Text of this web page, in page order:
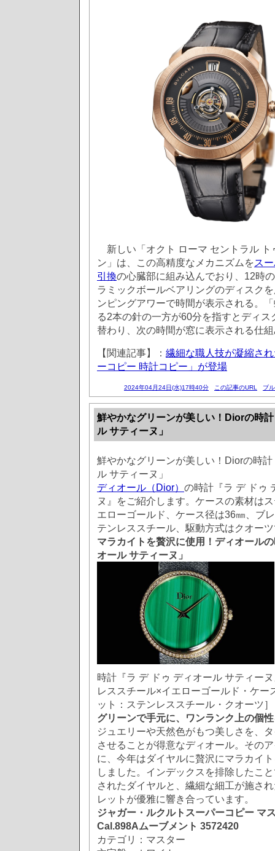
新しい「オクト ローマ セントラル ト
ン」は、この高精度なメカニズムをス
引換の心臓部に組み込んでおり、12時
ラミックボールベアリングのディスク
ンピングアワーで時間が表示される。
る2本の針の一方が60分を指すとディ
替わり、次の時間が窓に表示される仕
【関連記事】： 繊細な職人技が凝縮さ
ーコピー 時計コピー」が登場
2024年04月24日(水)17時40分 この記事のURL ブ
鮮やかなグリーンが美しい！Diorの時
ル サティーヌ」
鮮やかなグリーンが美しい！Diorの時
ル サティーヌ」
ディオール（Dior） の時計『ラ デ ドゥ
ヌ』をご紹介します。ケースの素材は
エローゴールド、ケース径は36㎜、ブ
テンレススチール、駆動方式はクオー
マラカイトを贅沢に使用！ディオール
オール サティーヌ」
時計『ラ デ ドゥ ディオール サティー
レススチール×イエローゴールド・ケー
ット：ステンレススチール・クオーツ］
グリーンで手元に、ワンランク上の個
ジュエリーや天然色がもつ美しさを、
させることが得意なディオール。その
に、今年はダイヤルに贅沢にマラカイ
しました。インデックスを排除したこ
されたダイヤルと、繊細な細工が施さ
レットが優雅に響き合っています。
ジャガー・ルクルトスーパーコピー マ
Cal.898Aムーブメント 3572420
カテゴリ：マスター